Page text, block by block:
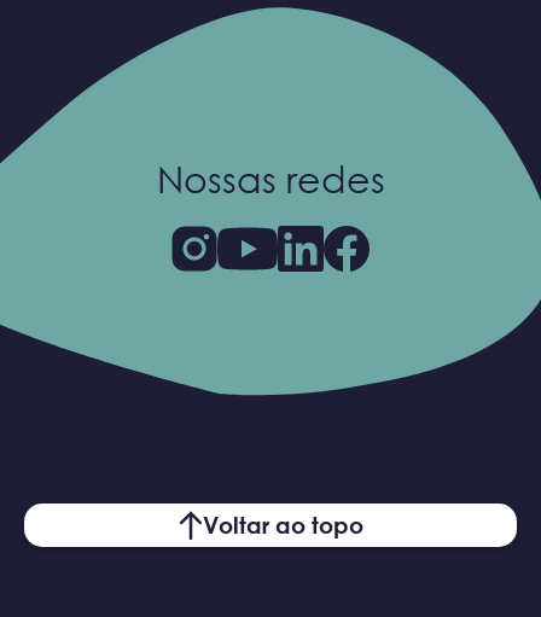
Nossas redes
Voltar ao topo